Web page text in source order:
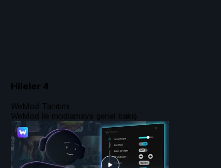
Hileler 4
WeMod Tanıtımı
WeMod ile modlamaya genel bakış